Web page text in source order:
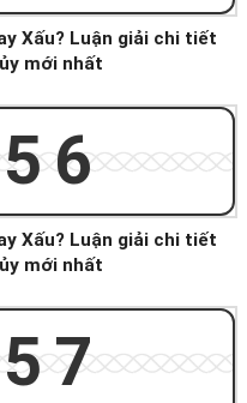
Xấu? Luận giải chi tiết
mới nhất
Xấu? Luận giải chi tiết
mới nhất